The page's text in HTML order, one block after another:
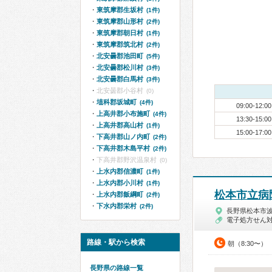
09:00-12:00
13:30-15:00
15:00-17:00
松本市立病
長野県松本市
電子処方せん
朝（8:30〜）
東筑摩郡生坂村 (1件)
東筑摩郡山形村 (2件)
東筑摩郡朝日村 (1件)
東筑摩郡筑北村 (2件)
北安曇郡池田町 (5件)
北安曇郡松川村 (3件)
北安曇郡白馬村 (3件)
北安曇郡小谷村 (0)
埴科郡坂城町 (4件)
上高井郡小布施町 (4件)
上高井郡高山村 (1件)
下高井郡山ノ内町 (2件)
下高井郡木島平村 (2件)
下高井郡野沢温泉村 (0)
上水内郡信濃町 (1件)
上水内郡小川村 (1件)
上水内郡飯綱町 (2件)
下水内郡栄村 (2件)
路線・駅から検索
長野県の路線一覧